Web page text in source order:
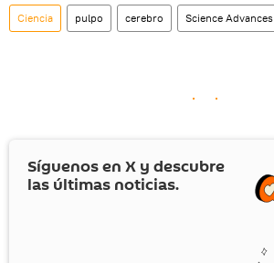
Ciencia pulpo cerebro Science Advances
Síguenos en X y descubre
las últimas noticias.